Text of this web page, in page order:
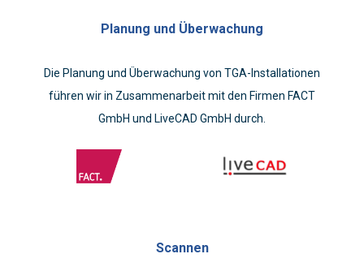
Planung und Überwachung
Die Planung und Überwachung von TGA-Installationen
führen wir in Zusammenarbeit mit den Firmen FACT
GmbH und LiveCAD GmbH durch.
Scannen